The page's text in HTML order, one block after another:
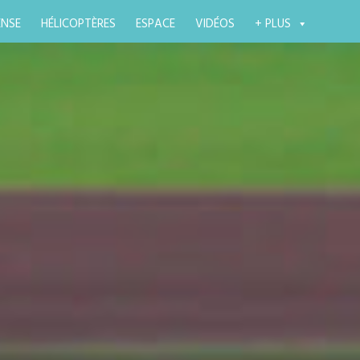
HÉLICOPTÈRES ESPACE VIDÉOS + PLUS